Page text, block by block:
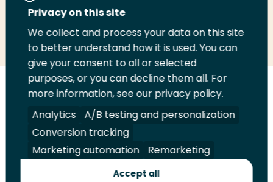
Deel
LinkedIn
Deel
op
Twitter
Deel
op
Facebook
Email
deze
pagina
Print
deze
pagina
Volg
op
LinkedIn
Volg
ons
op
Facebook
Volg
op
YouTube
Volg
ons
op
Instagram
Juridisch Security A-Z Index
Contact
Leveranciers
Privacy on this site
We collect and process your data on this site
to better understand how it is used. You can
give your consent to all or selected
purposes, or you can decline them all. For
more information, see our privacy policy.
Analytics
A/B testing and personalization
Conversion tracking
Marketing automation
Remarketing
Accept all